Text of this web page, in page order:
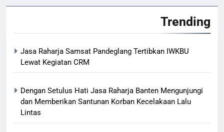
Trending
Jasa Raharja Samsat Pandeglang Tertibkan IWKBU
Lewat Kegiatan CRM
Dengan Setulus Hati Jasa Raharja Banten Mengunjungi
dan Memberikan Santunan Korban Kecelakaan Lalu
Lintas